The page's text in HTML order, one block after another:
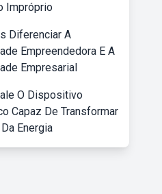
Impróprio
Diferenciar A
Empreendedora E A
Empresarial
O Dispositivo
Capaz De Transformar
Energia